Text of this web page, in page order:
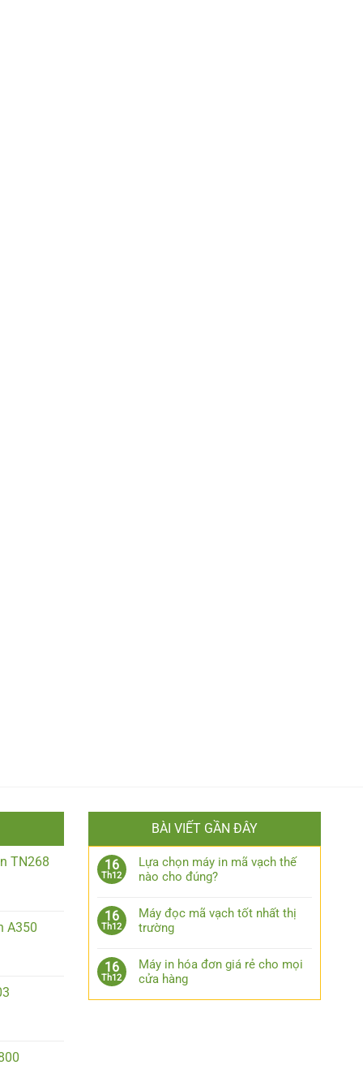
TN268
A350
BÀI VIẾT GẦN ĐÂY
16
Th12
Lựa chọn máy in mã vạch thế
nào cho đúng?
16
Th12
Máy đọc mã vạch tốt nhất thị
trường
16
Th12
Máy in hóa đơn giá rẻ cho mọi
cửa hàng